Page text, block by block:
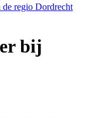
regio Dordrecht
bij